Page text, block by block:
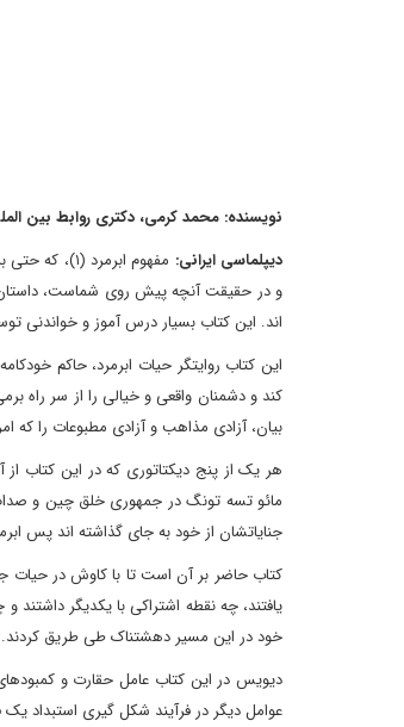
نویسنده: محمد کرمی، دکتری روابط بین
دیپلماسی ایرانی:
مفهوم
و در حقیقت آنچه پیش روی شماست، داستان
اند. این کتاب بسیار درس آموز و خواندنی توسط رضا
این کتاب روایتگر حیات ابرمرد، حاکم
کند و دشمنان واقعی و خیالی را از سر راه
بیان، آزادی مذاهب و آزادی مطبوعات را که
هر یک از پنج دیکتاتوری که در این کتاب از
مائو تسه تونگ در جمهوری خلق چین و
جنایاتشان از خود به جای گذاشته اند پس
کتاب حاضر بر آن است تا با کاوش در حیات
یافتند، چه نقطه اشتراکی با یکدیگر
خود در این مسیر دهشتناک طی طریق کردند.
دیویس در این کتاب عامل حقارت و کمبودهای
عوامل دیگر در فرآیند شکل گیری استبداد یک